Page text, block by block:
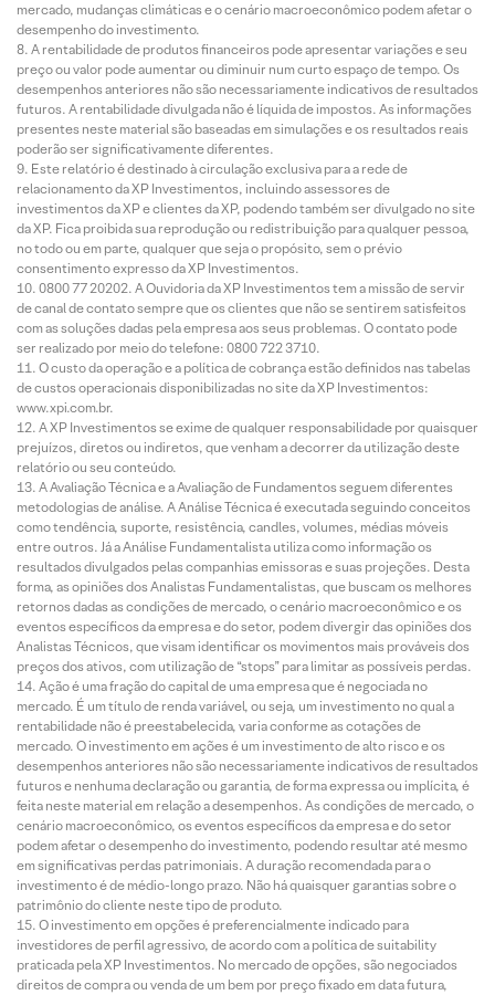
mercado, mudanças climáticas e o cenário macroeconômico podem afetar o
desempenho do investimento.
A rentabilidade de produtos financeiros pode apresentar variações e seu
preço ou valor pode aumentar ou diminuir num curto espaço de tempo. Os
desempenhos anteriores não são necessariamente indicativos de resultados
futuros. A rentabilidade divulgada não é líquida de impostos. As informações
presentes neste material são baseadas em simulações e os resultados reais
poderão ser significativamente diferentes.
Este relatório é destinado à circulação exclusiva para a rede de
relacionamento da XP Investimentos, incluindo assessores de
investimentos da XP e clientes da XP, podendo também ser divulgado no site
da XP. Fica proibida sua reprodução ou redistribuição para qualquer pessoa,
no todo ou em parte, qualquer que seja o propósito, sem o prévio
consentimento expresso da XP Investimentos.
0800 77 20202. A Ouvidoria da XP Investimentos tem a missão de servir
de canal de contato sempre que os clientes que não se sentirem satisfeitos
com as soluções dadas pela empresa aos seus problemas. O contato pode
ser realizado por meio do telefone: 0800 722 3710.
O custo da operação e a política de cobrança estão definidos nas tabelas
de custos operacionais disponibilizadas no site da XP Investimentos:
www.xpi.com.br.
A XP Investimentos se exime de qualquer responsabilidade por quaisquer
prejuízos, diretos ou indiretos, que venham a decorrer da utilização deste
relatório ou seu conteúdo.
A Avaliação Técnica e a Avaliação de Fundamentos seguem diferentes
metodologias de análise. A Análise Técnica é executada seguindo conceitos
como tendência, suporte, resistência, candles, volumes, médias móveis
entre outros. Já a Análise Fundamentalista utiliza como informação os
resultados divulgados pelas companhias emissoras e suas projeções. Desta
forma, as opiniões dos Analistas Fundamentalistas, que buscam os melhores
retornos dadas as condições de mercado, o cenário macroeconômico e os
eventos específicos da empresa e do setor, podem divergir das opiniões dos
Analistas Técnicos, que visam identificar os movimentos mais prováveis dos
preços dos ativos, com utilização de “stops” para limitar as possíveis perdas.
Ação é uma fração do capital de uma empresa que é negociada no
mercado. É um título de renda variável, ou seja, um investimento no qual a
rentabilidade não é preestabelecida, varia conforme as cotações de
mercado. O investimento em ações é um investimento de alto risco e os
desempenhos anteriores não são necessariamente indicativos de resultados
futuros e nenhuma declaração ou garantia, de forma expressa ou implícita, é
feita neste material em relação a desempenhos. As condições de mercado, o
cenário macroeconômico, os eventos específicos da empresa e do setor
podem afetar o desempenho do investimento, podendo resultar até mesmo
em significativas perdas patrimoniais. A duração recomendada para o
investimento é de médio-longo prazo. Não há quaisquer garantias sobre o
patrimônio do cliente neste tipo de produto.
O investimento em opções é preferencialmente indicado para
investidores de perfil agressivo, de acordo com a política de suitability
praticada pela XP Investimentos. No mercado de opções, são negociados
direitos de compra ou venda de um bem por preço fixado em data futura,